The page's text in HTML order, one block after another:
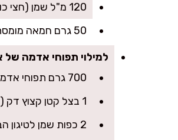
120 מ"ל שמן (חצי כוס) לפתיחת העלים
50 גרם חמאה מומסת או 4 כפות שמן (לבחירה; בחמאה זה יותר משגע)
למילוי תפוחי אדמה
700 גרם תפוחי אדמה קלופים
1 בצל קטן קצוץ דק (אופציונלי אבל מוסיף עומק)
2 כפות שמן לטיגון הבצל